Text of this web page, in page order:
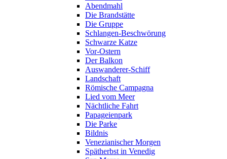
Abendmahl
Die Brandstätte
Die Gruppe
Schlangen-Beschwörung
Schwarze Katze
Vor-Ostern
Der Balkon
Auswanderer-Schiff
Landschaft
Römische Campagna
Lied vom Meer
Nächtliche Fahrt
Papageienpark
Die Parke
Bildnis
Venezianischer Morgen
Spätherbst in Venedig